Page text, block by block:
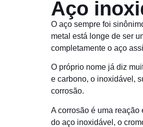
Aço
O aço sempre foi
metal está longe de ser
completamente o aço
O próprio nome já diz
e carbono, o inoxidável,
corrosão.
A corrosão é uma
do aço inoxidável, o